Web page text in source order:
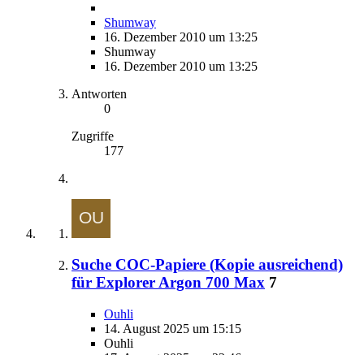
Shumway
16. Dezember 2010 um 13:25
Shumway
16. Dezember 2010 um 13:25
Antworten
0
Zugriffe
177
Suche COC-Papiere (Kopie ausreichend)
für Explorer Argon 700 Max 7
Ouhli
14. August 2025 um 15:15
Ouhli